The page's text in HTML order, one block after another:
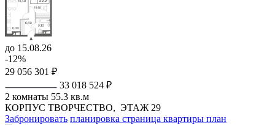
до 15.08.26
-12%
29 056 301 ₽
33 018 524 ₽
2 комнаты 55.3 кв.м
КОРПУС ТВОРЧЕСТВО, ЭТАЖ 29
Забронировать планировка страница квартиры план